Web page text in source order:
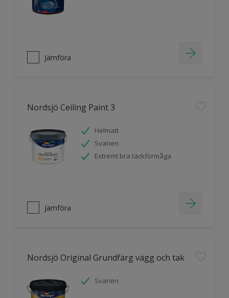
Jämföra
Nordsjö Ceiling Paint 3
Helmatt
Svanen
Extremt bra täckförmåga
Jämföra
Nordsjö Original Grundfärg vägg och tak
Svanen